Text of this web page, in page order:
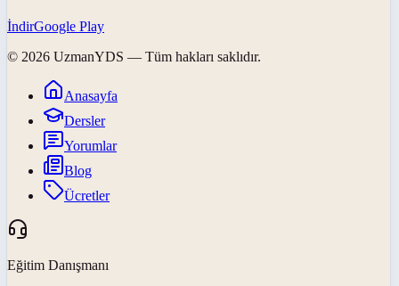
İndirGoogle Play
© 2026 UzmanYDS — Tüm hakları saklıdır.
Anasayfa
Dersler
Yorumlar
Blog
Ücretler
Eğitim Danışmanı